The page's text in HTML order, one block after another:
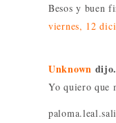
Besos y buen
viernes, 12
Unknown
Yo quiero que